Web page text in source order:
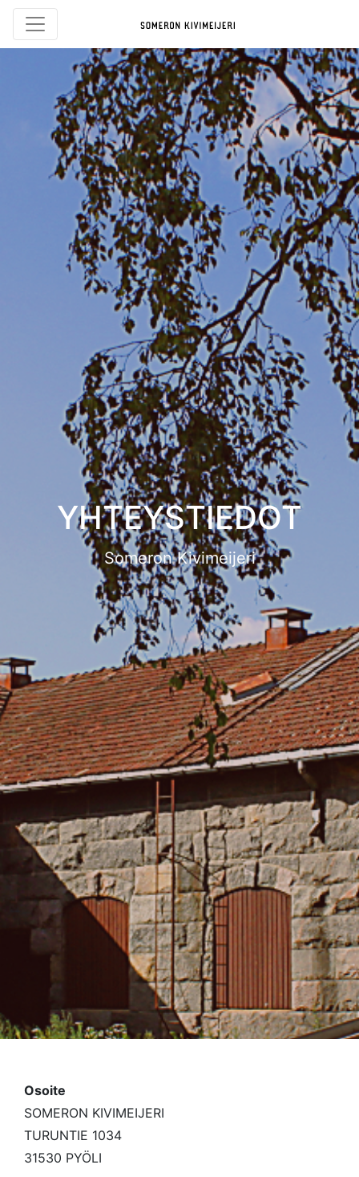
YHTEYSTIEDOT
Someron Kivimeijeri
Osoite
SOMERON KIVIMEIJERI
TURUNTIE 1034
31530 PYÖLI